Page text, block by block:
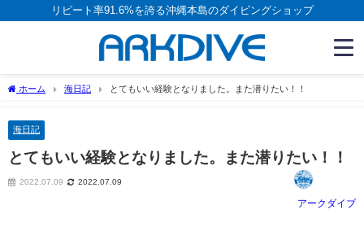
リピート率91.6%を誇る沖縄本島のダイビングショップ
ホーム 海日記 とてもいい経験となりました。また潜りたい！！
海日記
とてもいい経験となりました。また潜りたい！！
2022.07.09 2022.07.09
アークダイブ